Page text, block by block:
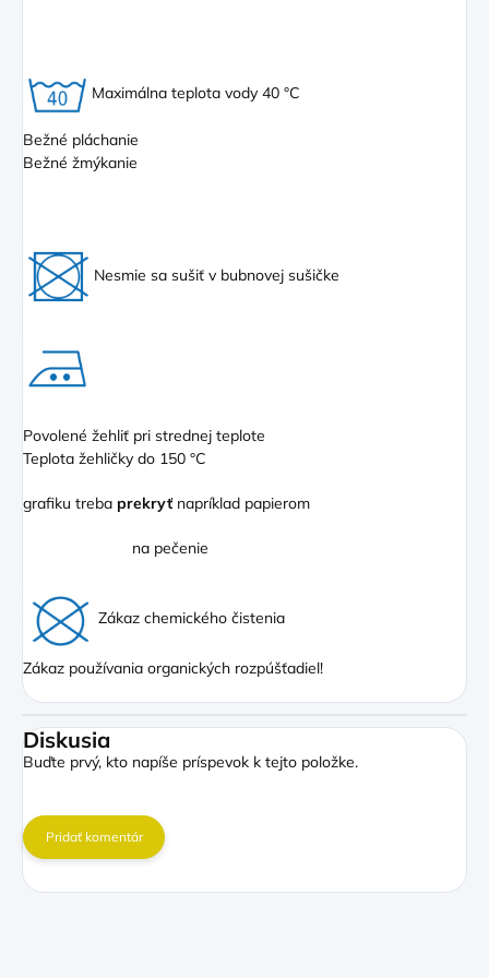
Maximálna teplota vody 40 °C
Bežné pláchanie
Bežné žmýkanie
Nesmie sa sušiť v bubnovej sušičke
Povolené žehliť pri strednej teplote
Teplota žehličky do 150 °C
grafiku treba prekryť napríklad papierom
na pečenie
Zákaz chemického čistenia
Zákaz používania organických rozpúšťadiel!
Diskusia
Buďte prvý, kto napíše príspevok k tejto položke.
Pridať komentár